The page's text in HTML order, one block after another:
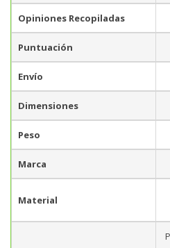
Opiniones Recopiladas
Puntuación
Envío
Dimensiones
Peso
Marca
Material